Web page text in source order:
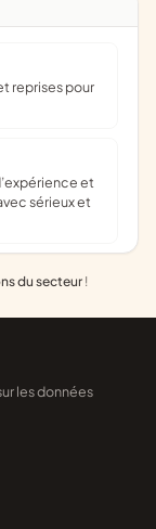
sérieux et
du secteur !